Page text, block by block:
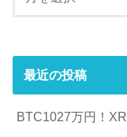
最近の投稿
BTC1027万円！